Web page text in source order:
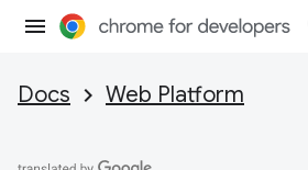
Docs Web Platform